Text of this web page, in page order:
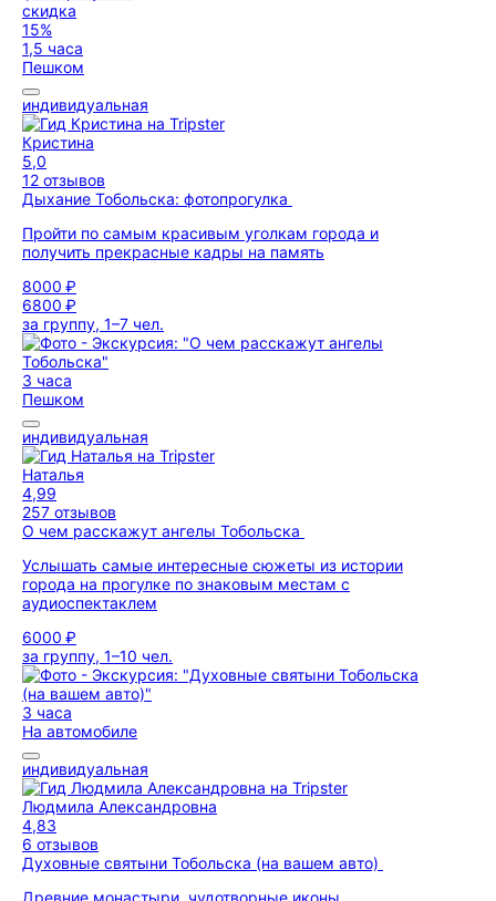
скидка
15%
1,5 часа
Пешком
индивидуальная
Кристина
5,0
12 отзывов
Дыхание Тобольска: фотопрогулка
Пройти по самым красивым уголкам города и
получить прекрасные кадры на память
8000 ₽
6800 ₽
за группу, 1–7 чел.
3 часа
Пешком
индивидуальная
Наталья
4,99
257 отзывов
О чем расскажут ангелы Тобольска
Услышать самые интересные сюжеты из истории
города на прогулке по знаковым местам с
аудиоспектаклем
6000 ₽
за группу, 1–10 чел.
3 часа
На автомобиле
индивидуальная
Людмила Александровна
4,83
6 отзывов
Духовные святыни Тобольска (на вашем авто)
Древние монастыри, чудотворные иконы